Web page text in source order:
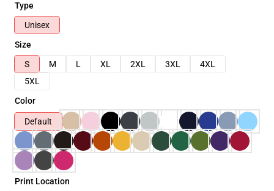
Type
Unisex
Size
S
M L XL 2XL 3XL
4XL
5XL
Color
Default
Print Location